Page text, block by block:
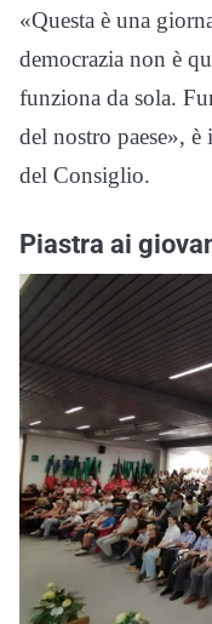
«Questa è una
democrazia non è
funziona da sola.
del nostro paese»,
del Consiglio.
Piastra ai